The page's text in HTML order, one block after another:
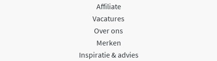
Affiliate
Vacatures
Over ons
Merken
Inspiratie & advies